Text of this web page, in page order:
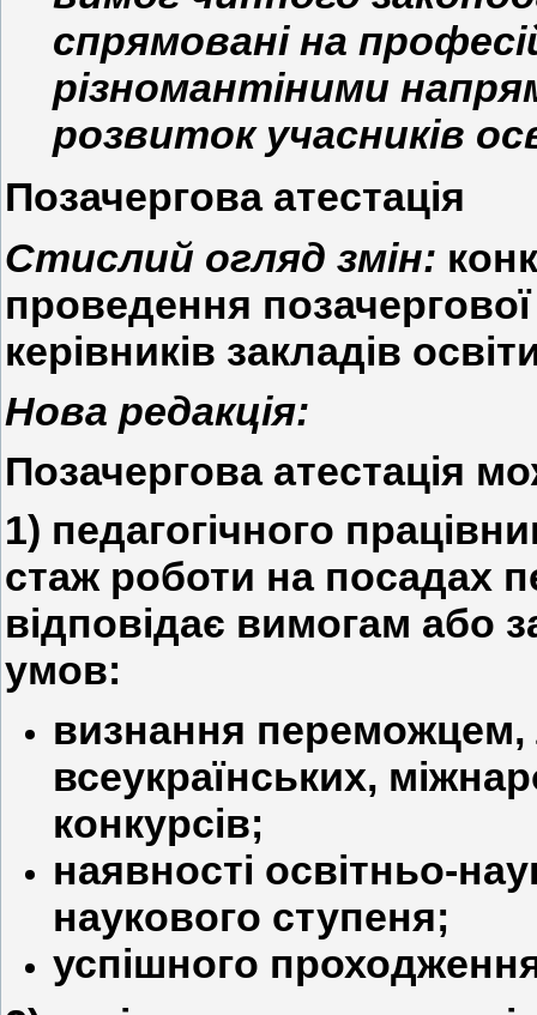
спрямовані на
різномантіними
розвиток учасників
Позачергова атестація
Стислий огляд змін:
проведення позачергової
керівників закладів
Нова редакція:
Позачергова атестація
1) педагогічного
стаж роботи на посадах
відповідає вимогам або
умов:
визнання переможцем,
всеукраїнських,
конкурсів;
наявності освітньо-
наукового ступеня;
успішного проходження